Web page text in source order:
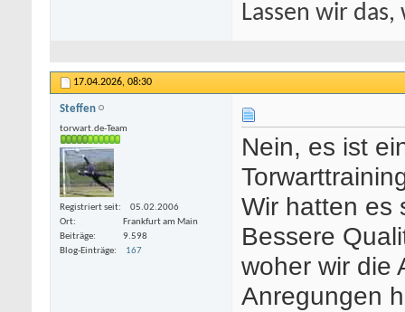
Lassen wir
17.04.2026, 08:30
Steffen
torwart.de-Team
Registriert seit
05.02.2006
Ort
Frankfurt am Main
Beiträge
9.598
Blog-Einträge
167
Nein, es ist
Wir hatten es
Bessere
woher wir die
Anregungen